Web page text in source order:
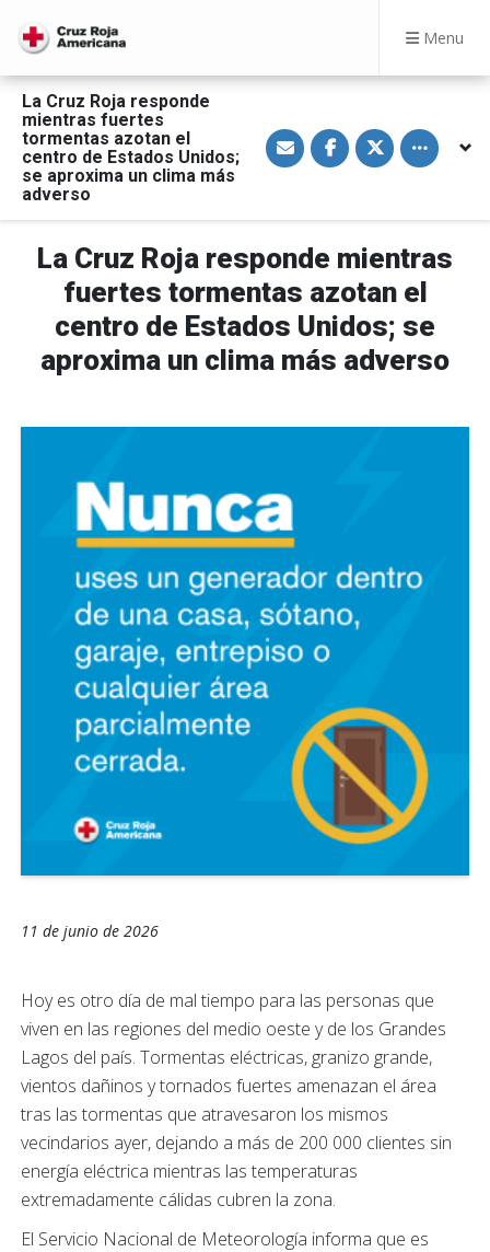
Menu
La Cruz Roja responde
mientras fuertes
tormentas azotan el
centro de Estados Unidos;
se aproxima un clima más
adverso
S
h
a
i
E
m
a
i
l
S
h
a
n
e
b
o
o
S
h
a
n
w
i
t
t
e
r
Toggle
La Cruz Roja responde mientras
fuertes tormentas azotan el
centro de Estados Unidos; se
aproxima un clima más adverso
11 de junio de 2026
Hoy es otro día de mal tiempo para las personas que
viven en las regiones del medio oeste y de los Grandes
Lagos del país. Tormentas eléctricas, granizo grande,
vientos dañinos y tornados fuertes amenazan el área
tras las tormentas que atravesaron los mismos
vecindarios ayer, dejando a más de 200 000 clientes sin
energía eléctrica mientras las temperaturas
extremadamente cálidas cubren la zona.
El Servicio Nacional de Meteorología informa que es